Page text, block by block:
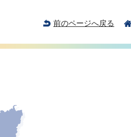
前のページへ戻る